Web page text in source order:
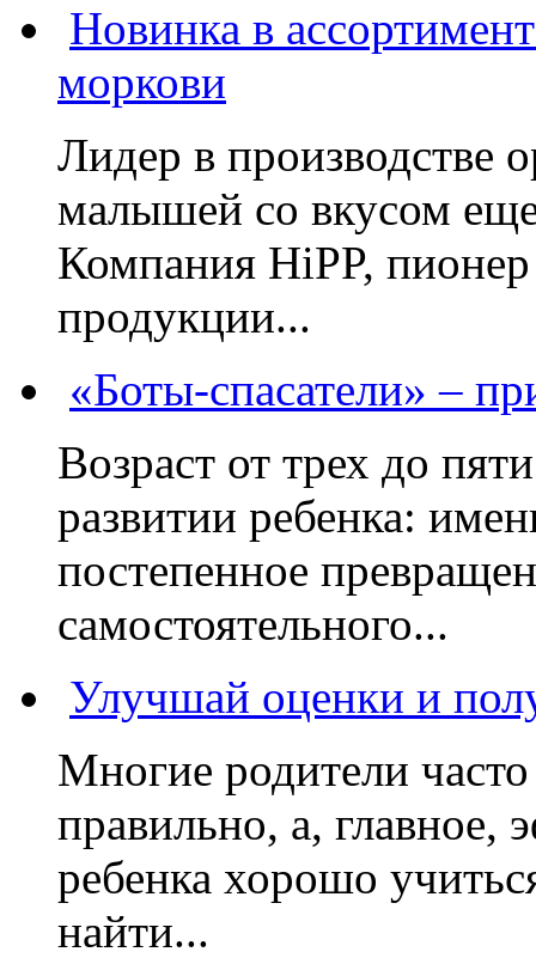
Новинка в
моркови
Лидер в производстве
малышей со вкусом
Компания HiPP, пионер
продукции...
«Боты-спасатели» –
Возраст от трех до
развитии ребенка:
постепенное
самостоятельного...
Улучшай оценки и
Многие родители
правильно, а, главное,
ребенка хорошо
найти...